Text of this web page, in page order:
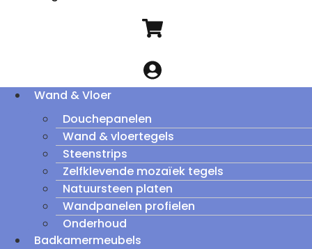
Wand & Vloer
Douchepanelen
Wand & vloertegels
Steenstrips
Zelfklevende mozaïek tegels
Natuursteen platen
Wandpanelen profielen
Onderhoud
Badkamermeubels